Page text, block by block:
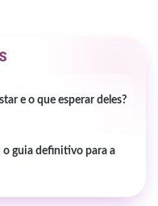
e o que esperar deles?
o guia definitivo para a